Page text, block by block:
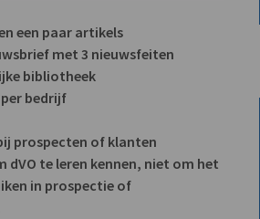
een paar artikels
met 3 nieuwsfeiten
bibliotheek
bedrijf
prospecten of klanten
dVO te leren kennen, niet om het
in prospectie of